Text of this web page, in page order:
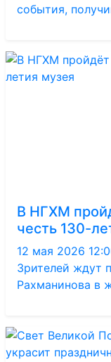
события,
В НГХМ
честь 130-
12 мая 2026
Зрителей ждут
Рахманинова в